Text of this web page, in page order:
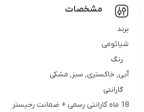
مشخصات
برند
شیائومی
رنگ
آبی, خاکستری, سبز, مشکی
گارانتی
18 ماه گارانتی رسمی + ضمانت رجیستر